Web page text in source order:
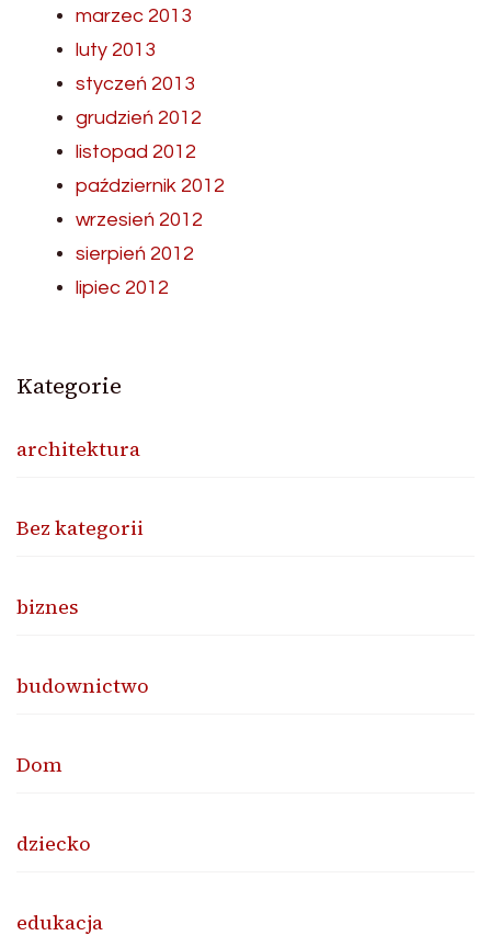
marzec 2013
luty 2013
styczeń 2013
grudzień 2012
listopad 2012
październik 2012
wrzesień 2012
sierpień 2012
lipiec 2012
Kategorie
architektura
Bez kategorii
biznes
budownictwo
Dom
dziecko
edukacja